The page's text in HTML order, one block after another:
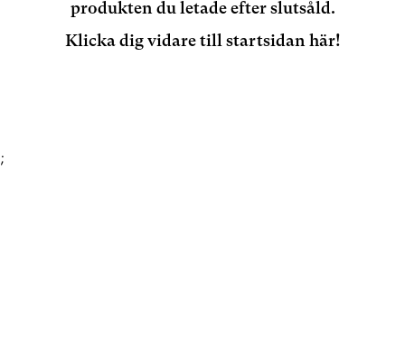
produkten du letade efter slutsåld.
Klicka dig vidare till startsidan här!
;